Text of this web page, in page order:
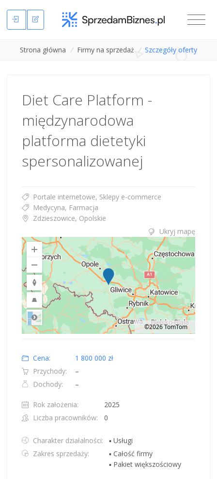
Strona główna / Firmy na sprzedaż / Szczegóły oferty
Diet Care Platform -
międzynarodowa
platforma dietetyki
spersonalizowanej
Portale internetowe, Sklepy e-commerce
Medycyna, Farmacja
Zdzieszowice, Opolskie
Ukryj mapę
Road
©2026 TomTom
Cena:
1 800 000 zł
Przychody:
–
Dochody:
–
Rok założenia:
2025
Liczba pracowników:
0
Charakter działalności:
▪ Usługi
Zakres sprzedaży:
▪ Całość firmy
▪ Pakiet większościowy